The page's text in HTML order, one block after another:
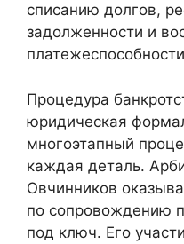
списанию долгов,
задолженности и
Процедура
юридическая
многоэтапный
каждая деталь.
Овчинников
по сопровождению
под ключ. Его